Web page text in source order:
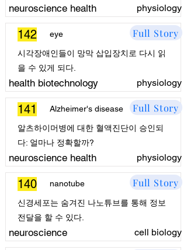
neuroscience health physiology
142 Full Story
eye
시각장애인들이 망막 삽입장치로 다시 읽
을 수 있게 되다.
health biotechnology physiology
141 Full Story
Alzheimer's disease
알츠하이머병에 대한 혈액진단이 승인되
다: 얼마나 정확할까?
neuroscience health physiology
140 Full Story
nanotube
신경세포는 숨겨진 나노튜브를 통해 정보
전달을 할 수 있다.
neuroscience cell biology